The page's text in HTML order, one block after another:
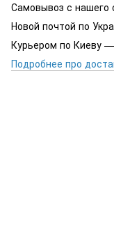
Самовывоз с нашего
Новой почтой по
Курьером по Киеву
Подробнее про